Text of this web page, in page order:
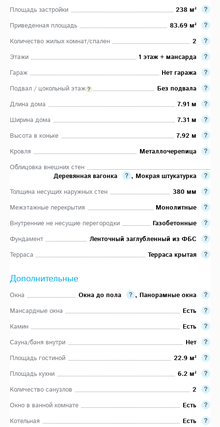
Площадь застройки
238 м²
Приведенная площадь
83.69 м²
Количество жилых комнат/спален
2
Этажи
1 этаж + мансарда
Гараж
Нет гаража
Подвал / цокольный этаж
Без подвала
Длина дома
7.91 м
Ширина дома
7.31 м
Высота в коньке
7.92 м
Кровля
Металлочерепица
Облицовка внешних стен
Деревянная вагонка
, Мокрая штукатурка
Толщина несущих наружных стен
380 мм
Межэтажные перекрытия
Монолитные
Внутренние не несущие перегородки
Газобетонные
Фундамент
Ленточный заглубленный из ФБС
Терраса
Терраса крытая
Дополнительные
Окна Окна до пола , Панорамные окна
Мансардные окна
Есть
Камин
Есть
Сауна/баня внутри
Нет
Площадь гостиной
22.9 м²
Площадь кухни
6.2 м²
Количество санузлов
2
Окно в ванной комнате
Есть
Котельная
Есть